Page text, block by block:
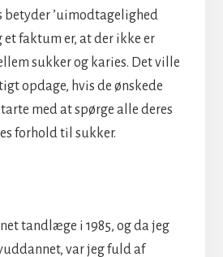
betyder ’uimodtagelighed
et faktum er, at der ikke er
sukker og karies. Det ville
opdage, hvis de ønskede
med at spørge alle deres
forhold til sukker.
tandlæge i 1985, og da jeg
var jeg fuld af